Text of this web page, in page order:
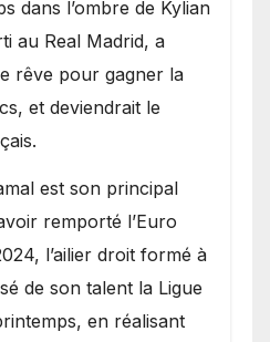
dans l’ombre de Kylian
au Real Madrid, a
rêve pour gagner la
et deviendrait le
est son principal
remporté l’Euro
l’ailier droit formé à
de son talent la Ligue
en réalisant